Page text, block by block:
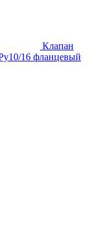
Клапан
16 фланцевый